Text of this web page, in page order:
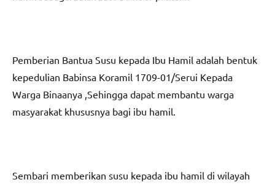
Pemberian Bantua Susu kepada Ibu Hamil adalah bentuk
kepedulian Babinsa Koramil 1709-01/Serui Kepada
Warga Binaanya ,Sehingga dapat membantu warga
masyarakat khususnya bagi ibu hamil.
Sembari memberikan susu kepada ibu hamil di wilayah